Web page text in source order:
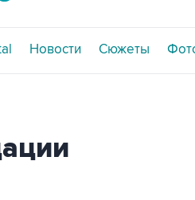
Новости Сюжеты